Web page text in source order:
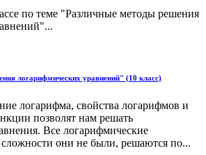
по теме "Различные методы решения
логарифмических уравнений" (10 класс)
логарифма, свойства логарифмов и
позволят нам решать
Все логарифмические
они не были, решаются по...